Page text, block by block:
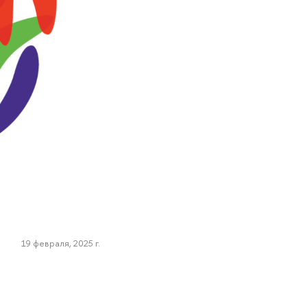
19 февраля, 2025 г.